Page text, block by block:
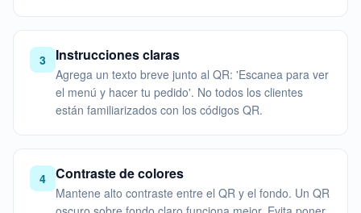
3 Instrucciones claras
Agrega un texto breve junto al QR: 'Escanea para ver
el menú y hacer tu pedido'. No todos los clientes
están familiarizados con los códigos QR.
4 Contraste de colores
Mantene alto contraste entre el QR y el fondo. Un QR